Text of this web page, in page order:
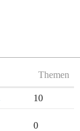
Themen
10
0